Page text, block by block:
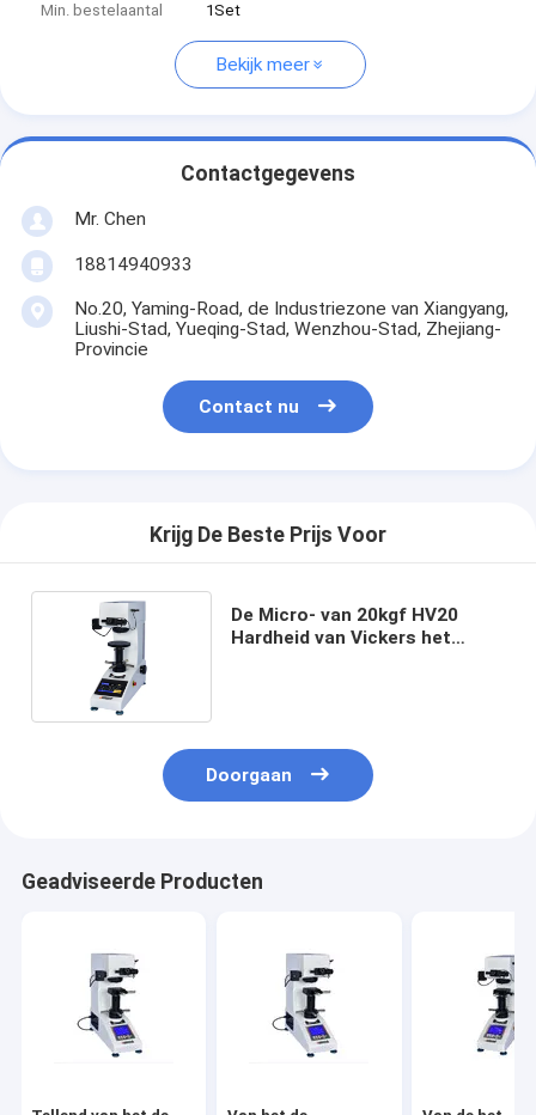
Min. bestelaantal
1Set
Bekijk meer
Contactgegevens
Mr. Chen
18814940933
No.20, Yaming-Road, de Industriezone van Xiangyang,
Liushi-Stad, Yueqing-Stad, Wenzhou-Stad, Zhejiang-
Provincie
Contact nu
Krijg De Beste Prijs Voor
De Micro- van 20kgf HV20
Hardheid van Vickers het
Doorgaan
Geadviseerde Producten